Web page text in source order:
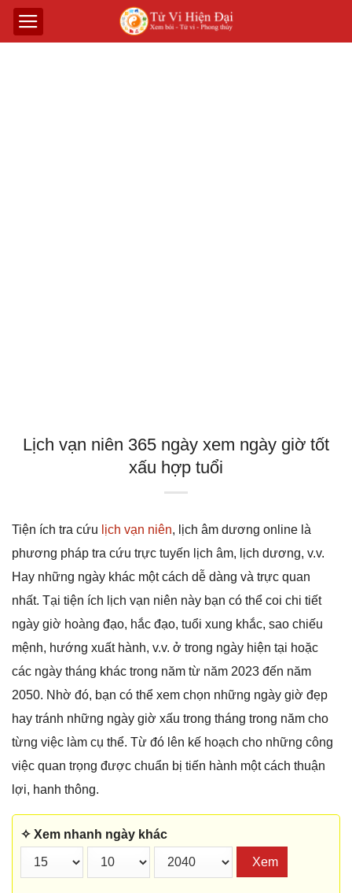
Lịch vạn niên 365 ngày xem ngày giờ tốt
xấu hợp tuổi
Tiện ích tra cứu lịch vạn niên, lịch âm dương online là
phương pháp tra cứu trực tuyến lịch âm, lịch dương, v.v.
Hay những ngày khác một cách dễ dàng và trực quan
nhất. Tại tiện ích lịch vạn niên này bạn có thể coi chi tiết
ngày giờ hoàng đạo, hắc đạo, tuổi xung khắc, sao chiếu
mệnh, hướng xuất hành, v.v. ở trong ngày hiện tại hoặc
các ngày tháng khác trong năm từ năm 2023 đến năm
2050. Nhờ đó, bạn có thể xem chọn những ngày giờ đẹp
hay tránh những ngày giờ xấu trong tháng trong năm cho
từng việc làm cụ thể. Từ đó lên kế hoạch cho những công
việc quan trọng được chuẩn bị tiến hành một cách thuận
lợi, hanh thông.
✧ Xem nhanh ngày khác
Xem